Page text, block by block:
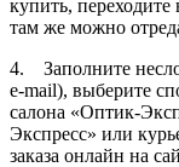
купить, переходите
там же можно
4. Заполните
e-mail), выберите
салона «Оптик-
Экспресс» или
заказа онлайн на